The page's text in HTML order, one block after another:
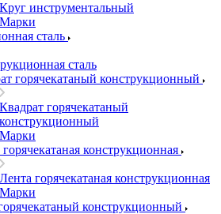
Круг инструментальный
Марки
сталь
сталь
горячекатаный конструкционный
Квадрат горячекатаный
конструкционный
Марки
конструкционная
Лента горячекатаная конструкционная
Марки
конструкционный